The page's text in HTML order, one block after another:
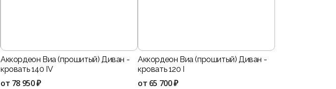
Аккордеон Виа (прошитый) Диван -
кровать 140 IV
от 78 950 ₽
Аккордеон Виа (прошитый) Диван -
кровать 120 I
от 65 700 ₽